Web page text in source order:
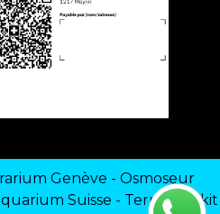
Genève - Osmoseur
Suisse - Terrarium kit